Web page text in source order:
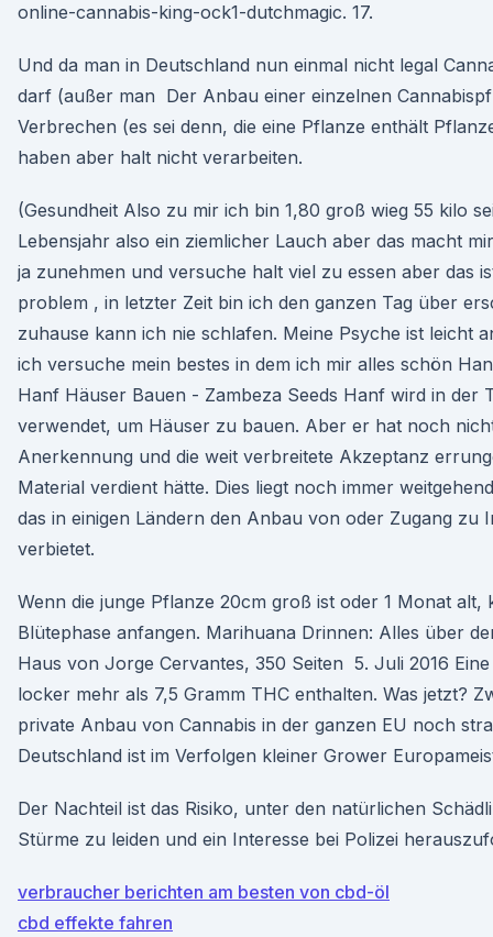
online-cannabis-king-ock1-dutchmagic. 17.
Und da man in Deutschland nun einmal nicht legal
darf (außer man Der Anbau einer einzelnen
Verbrechen (es sei denn, die eine Pflanze enthält
haben aber halt nicht verarbeiten.
(Gesundheit Also zu mir ich bin 1,80 groß wieg 55 kilo
Lebensjahr also ein ziemlicher Lauch aber das macht
ja zunehmen und versuche halt viel zu essen aber das
problem , in letzter Zeit bin ich den ganzen Tag über
zuhause kann ich nie schlafen. Meine Psyche ist leicht
ich versuche mein bestes in dem ich mir alles schön
Hanf Häuser Bauen - Zambeza Seeds Hanf wird in der
verwendet, um Häuser zu bauen. Aber er hat noch
Anerkennung und die weit verbreitete Akzeptanz
Material verdient hätte. Dies liegt noch immer
das in einigen Ländern den Anbau von oder Zugang zu
verbietet.
Wenn die junge Pflanze 20cm groß ist oder 1 Monat alt,
Blütephase anfangen. Marihuana Drinnen: Alles über
Haus von Jorge Cervantes, 350 Seiten 5. Juli 2016
locker mehr als 7,5 Gramm THC enthalten. Was jetzt?
private Anbau von Cannabis in der ganzen EU noch
Deutschland ist im Verfolgen kleiner Grower
Der Nachteil ist das Risiko, unter den natürlichen
Stürme zu leiden und ein Interesse bei Polizei
verbraucher berichten am besten von cbd-öl
cbd effekte fahren